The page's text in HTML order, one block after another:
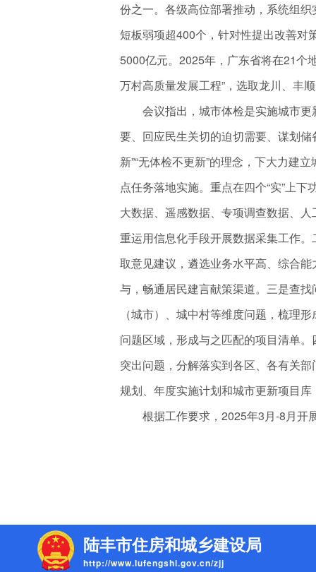
份之一。各级高位部署推动，系统组
短板弱项超400个，针对性提出改善对
5000亿元。2025年，广东省将在21个
万村高质量发展工程”，选取龙川、丰
会议指出，城市体检是实施城市更
要、回应民生关切的迫切需要、谋划
新”“无体检不更新”的理念，下大力建
点任务落地实施。重点在四个“实”上
大数据、遥感数据、专项调查数据、
重运用信息化手段开展数据采集工作
取意见建议，遴选业务水平高、综合
与，畅通居民建言献策渠道。三是查
（城市）、城中村等维度问题，梳理
问题区域，形成与之匹配的项目清单
突出问题，分解落实到各区、各有关
规划、年度实施计划和城市更新项目
根据工作要求，2025年3月-8月开
陆丰市住房和城乡建设局
http://www.lufengshi.gov.cn/zjj